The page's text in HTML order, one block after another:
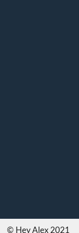
© Hey Alex 2021